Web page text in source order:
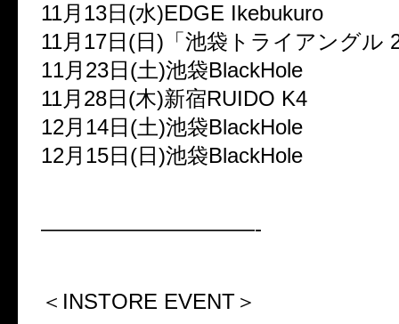
11月13日(水)EDGE Ikebukuro
11月17日(日)「池袋トライアングル
11月23日(土)池袋BlackHole
11月28日(木)新宿RUIDO K4
12月14日(土)池袋BlackHole
12月15日(日)池袋BlackHole
——————————-
＜INSTORE EVENT＞